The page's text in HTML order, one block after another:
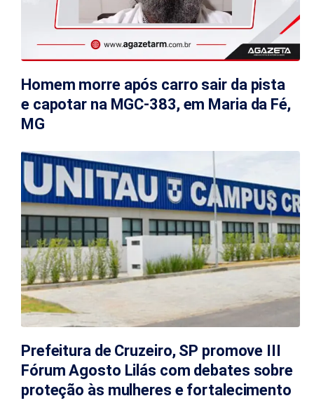
Homem morre após carro sair da pista
e capotar na MGC-383, em Maria da Fé,
MG
Prefeitura de Cruzeiro, SP promove III
Fórum Agosto Lilás com debates sobre
proteção às mulheres e fortalecimento